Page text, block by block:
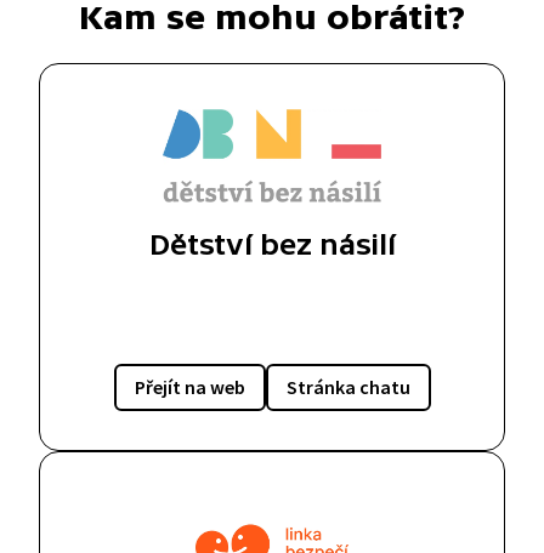
Kam se mohu obrátit?
Dětství bez násilí
Přejít na web Stránka chatu